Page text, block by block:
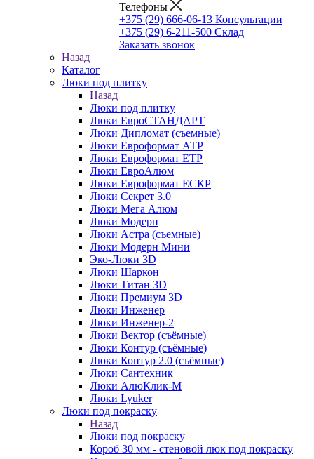
Телефоны
+375 (29) 666-06-13 Консультации
+375 (29) 6-211-500 Склад
Заказать звонок
Назад
Каталог
Люки под плитку
Назад
Люки под плитку
Люки ЕвроСТАНДАРТ
Люки Дипломат (съемные)
Люки Евроформат АТР
Люки Евроформат ЕТР
Люки ЕвроАлюм
Люки Евроформат ЕСКР
Люки Секрет 3.0
Люки Мега Алюм
Люки Модерн
Люки Астра (съемные)
Люки Модерн Мини
Эко-Люки 3D
Люки Шаркон
Люки Титан 3D
Люки Премиум 3D
Люки Инженер
Люки Инженер-2
Люки Вектор (съёмные)
Люки Контур (съёмные)
Люки Контур 2.0 (съёмные)
Люки Сантехник
Люки АлюКлик-М
Люки Lyuker
Люки под покраску
Назад
Люки под покраску
Короб 30 мм - стеновой люк под покраску